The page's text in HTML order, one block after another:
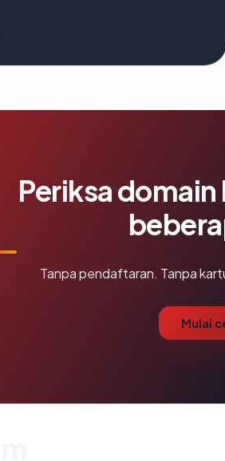
Periksa
Tanpa pendaftaran. Tanpa
Mulai